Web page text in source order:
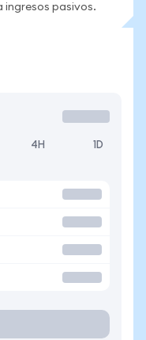
ingresos pasivos.
4H 1D